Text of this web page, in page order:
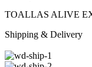
TOALLAS ALIVE
Shipping & Delivery